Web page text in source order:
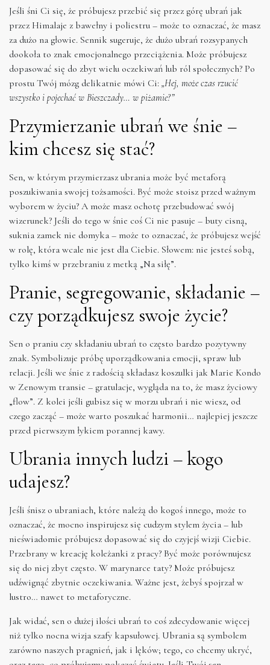
Jeśli śni Ci się, że próbujesz przebić się przez górę ubrań jak
przez Himalaje z bawełny i poliestru – może to oznaczać, że masz
za dużo na głowie. Sennik sugeruje, że dużo ubrań rozsypanych
dookoła to znak emocjonalnego przeciążenia. Może próbujesz
dopasować się do zbyt wielu oczekiwań lub ról społecznych? Po
prostu Twój mózg delikatnie mówi Ci: „Hej, może czas rzucić
wszystko i pojechać w Bieszczady… w piżamie?”
Przymierzanie ubrań we śnie –
kim chcesz się stać?
Sen, w którym przymierzasz ubrania może być metaforą
poszukiwania swojej tożsamości. Być może stoisz przed ważnym
wyborem w życiu? A może masz ochotę przebudować swój
wizerunek? Jeśli do tego w śnie coś Ci nie pasuje – buty cisną,
suknia zamek nie domyka – może to oznaczać, że próbujesz wejść
w rolę, która wcale nie jest dla Ciebie. Słowem: nie jesteś sobą,
tylko kimś w przebraniu z metką „Na siłę”.
Pranie, segregowanie, składanie –
czy porządkujesz swoje życie?
Sen o praniu czy składaniu ubrań to często bardzo pozytywny
znak. Symbolizuje próbę uporządkowania emocji, spraw lub
relacji. Jeśli we śnie z radością składasz koszulki jak Marie Kondo
w Zenowym transie – gratulacje, wygląda na to, że masz życiowy
„flow”. Z kolei jeśli gubisz się w morzu ubrań i nie wiesz, od
czego zacząć – może warto poszukać harmonii… najlepiej jeszcze
przed pierwszym łykiem porannej kawy.
Ubrania innych ludzi – kogo
udajesz?
Jeśli śnisz o ubraniach, które należą do kogoś innego, może to
oznaczać, że mocno inspirujesz się cudzym stylem życia – lub
nieświadomie próbujesz dopasować się do czyjejś wizji Ciebie.
Przebrany w kreację koleżanki z pracy? Być może porównujesz
się do niej zbyt często. W marynarce taty? Może próbujesz
udźwignąć zbytnie oczekiwania. Ważne jest, żebyś spojrzał w
lustro… nawet to metaforyczne.
Jak widać, sen o dużej ilości ubrań to coś zdecydowanie więcej
niż tylko nocna wizja szafy kapsułowej. Ubrania są symbolem
zarówno naszych pragnień, jak i lęków; tego, co chcemy ukryć,